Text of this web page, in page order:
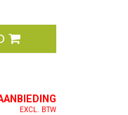
EXCL. BTW